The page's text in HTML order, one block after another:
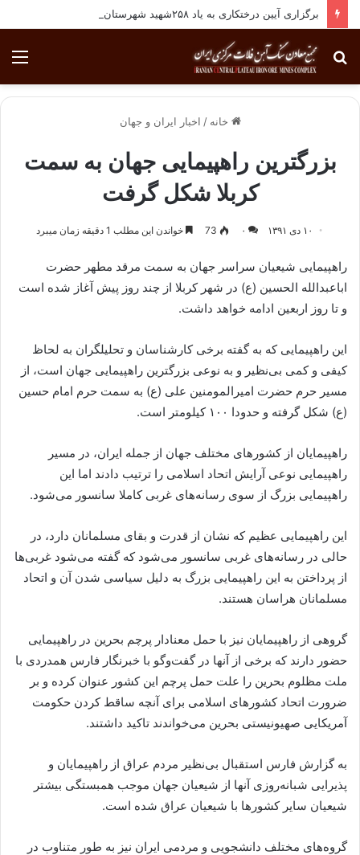
برگزاری آیین درختکاری به یاد ۲۵۸شهید شهرستان بافق
جستجو
برای
خانه / اخبار ایران و جهان
بزرگترین راهپیمایی جهان به سمت
کربلا شکل گرفت
۱۰ دی ۱۳۹۱ ۰ 73 خواندن این مطلب 1 دقیقه زمان میبرد
راهپیمایی شیعیان سراسر جهان به سمت مرقد مطهر حضرت
اباعبدالله الحسین (ع) در شهر کربلا از چند روز پیش آغاز شده است
و تا روز اربعین ادامه خواهد داشت.
این راهپیمایی که به گفته برخی کارشناسان و تحلیلگران به لحاظ
کیفی و کمی بی‌نظیر و به نوعی بزرگترین راهپیمایی جهان است، از
مسیر حرم حضرت امیرالمومنین علی (ع) به سمت حرم امام حسین
(ع) شکل گرفته و حدودا ۱۰۰ کیلومتر است.
راهپیمایان از کشورهای مختلف جهان از جمله ایران، در مسیر
راهپیمایی نوعی آرایش اتحاد اسلامی را ترتیب دادند اما این
راهپیمایی بزرگ از سوی رسانه‌های غربی کاملا سانسور می‌شود.
این راهپیمایی عظیم که نشان از قدرت و بقای مسلمانان دارد، در
حالی در رسانه‌های غربی سانسور می‌شود که گفته می‌شود غربی‌ها
از پرداختن به این راهپیمایی بزرگ به دلیل سیاسی شدن آن و اتحاد
مسلمانان هراسان هستند.
گروهی از راهپیمایان نیز با حمل معنادار پرچم بحرین در راهپیمایی
حضور دارند که برخی از آنها در گفت‌وگو با خبرنگار فارس همدردی با
ملت مظلوم بحرین را علت حمل پرچم این کشور عنوان کرده و بر
ضرورت اتحاد کشورهای اسلامی برای آنچه ساقط کردن حکومت
آمریکایی صهیونیستی بحرین می‌خواندند تاکید داشتند.
به گزارش فارس استقبال بی‌نظیر مردم عراق از راهپیمایان و
پذیرایی شبانه‌روزی آنها از شیعیان جهان موجب همبستگی بیشتر
شیعیان سایر کشورها با شیعیان عراق شده است.
گروه‌های مختلف دانشجویی و مردمی ایران نیز به طور متناوب در